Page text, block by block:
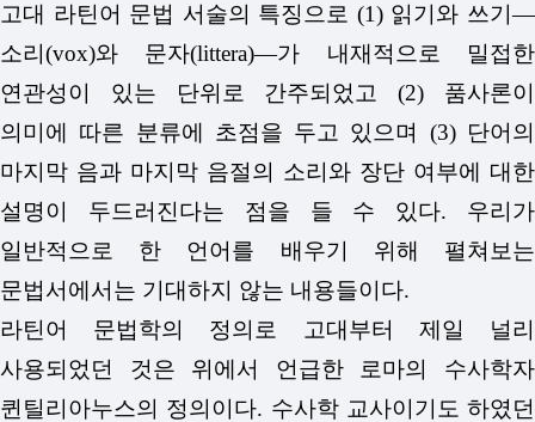
고대 라틴어 문법 서술의 특징으로 (1) 읽기와 쓰기—
소리(vox)와 문자(littera)—가 내재적으로 밀접한
연관성이 있는 단위로 간주되었고 (2) 품사론이
의미에 따른 분류에 초점을 두고 있으며 (3) 단어의
마지막 음과 마지막 음절의 소리와 장단 여부에 대한
설명이 두드러진다는 점을 들 수 있다. 우리가
일반적으로 한 언어를 배우기 위해 펼쳐보는
문법서에서는 기대하지 않는 내용들이다.
라틴어 문법학의 정의로 고대부터 제일 널리
사용되었던 것은 위에서 언급한 로마의 수사학자
퀸틸리아누스의 정의이다. 수사학 교사이기도 하였던